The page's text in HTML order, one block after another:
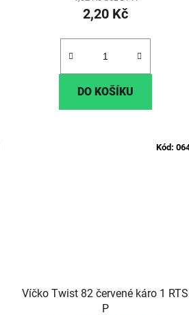
2,20 Kč
DO KOŠÍKU
Víčko Twist 82 červené káro 1 RTS
P
Kód: